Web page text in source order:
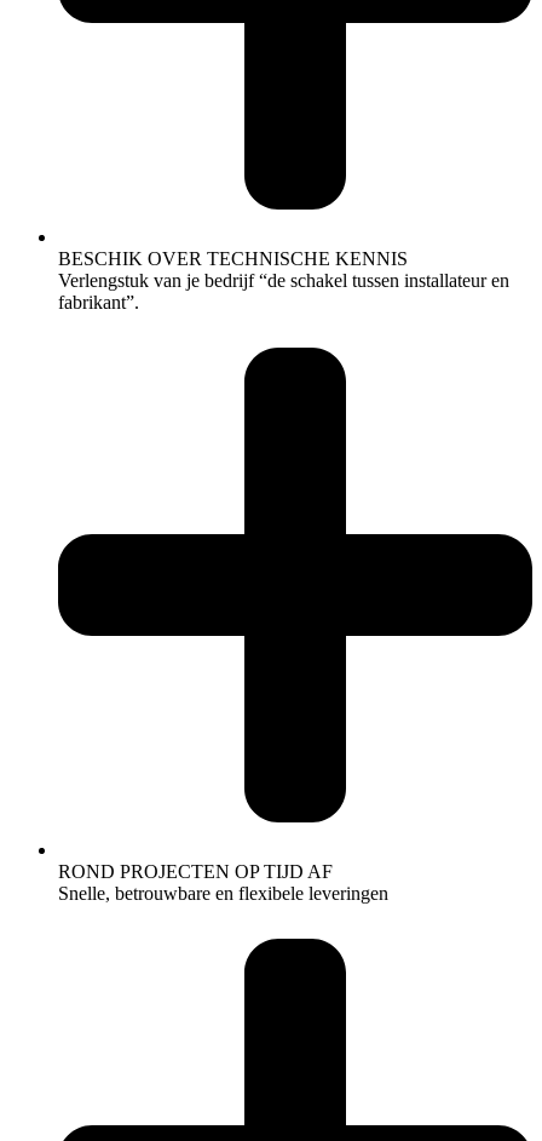
BESCHIK OVER TECHNISCHE KENNIS
Verlengstuk van je bedrijf “de schakel tussen installateur en
fabrikant”.
ROND PROJECTEN OP TIJD AF
Snelle, betrouwbare en flexibele leveringen